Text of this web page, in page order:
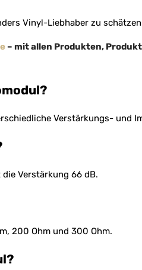
Vinyl-Liebhaber zu
– mit allen Produkten,
Verstärkungs- und
Verstärkung 66 dB.
200 Ohm und 300 Ohm.